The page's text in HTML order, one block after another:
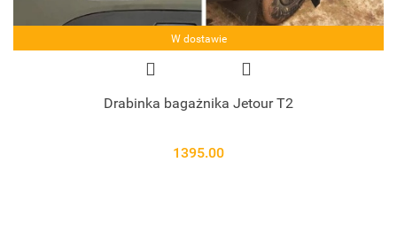
W dostawie
Drabinka bagażnika Jetour T2
1395.00